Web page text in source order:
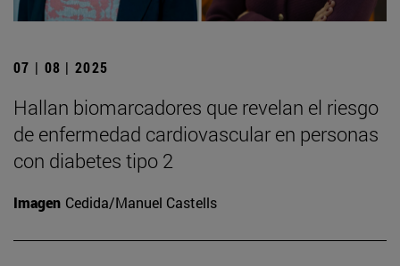
07 | 08 | 2025
Hallan biomarcadores que revelan el riesgo
de enfermedad cardiovascular en personas
con diabetes tipo 2
Imagen Cedida/Manuel Castells